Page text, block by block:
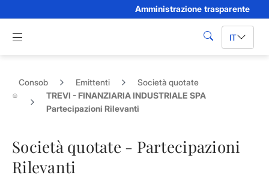
Amministrazione trasparente
Apri menu di navigazione
cerca IT
Consob Emittenti
Società quotate
TREVI - FINANZIARIA INDUSTRIALE SPA
Partecipazioni Rilevanti
Società quotate - Partecipazioni
Rilevanti